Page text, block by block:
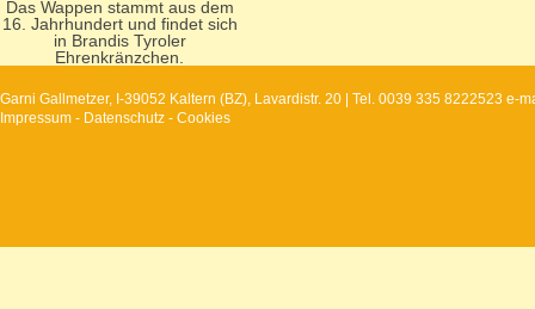
Das Wappen stammt aus dem
16. Jahrhundert und findet sich
in Brandis Tyroler
Ehrenkränzchen.
Garni Gallmetzer, I-39052 Kaltern (BZ), Lavardistr. 20 | Tel. 0039 335 8222523 e-
Impressum - Datenschutz - Cookies